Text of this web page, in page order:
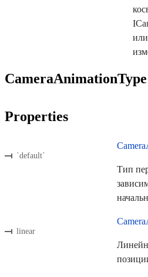
CameraAnimationType
Properties
`default`
Тип
linear